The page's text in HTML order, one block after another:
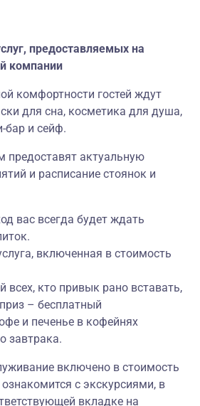
предоставляемых на
компании
комфортности гостей ждут
для сна, косметика для душа,
и сейф.
предоставят актуальную
и расписание стоянок и
вас всегда будет ждать
включенная в стоимость
всех, кто привык рано вставать,
– бесплатный
и печенье в кофейнях
завтрака.
включено в стоимость
с экскурсиями, в
вкладке на